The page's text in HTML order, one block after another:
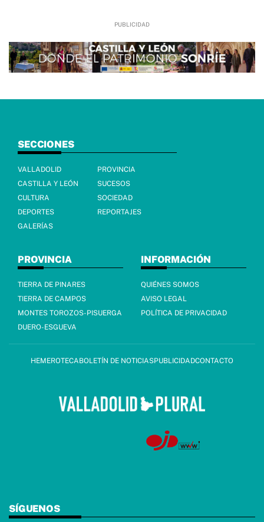
SECCIONES
VALLADOLID
PROVINCIA
CASTILLA Y LEÓN
SUCESOS
CULTURA
SOCIEDAD
DEPORTES
REPORTAJES
GALERÍAS
PROVINCIA
TIERRA DE PINARES
TIERRA DE CAMPOS
MONTES TOROZOS-PISUERGA
DUERO-ESGUEVA
INFORMACIÓN
QUIÉNES SOMOS
AVISO LEGAL
POLÍTICA DE PRIVACIDAD
HEMEROTECABOLETÍN DE NOTICIASPUBLICIDADCONTACTO
SÍGUENOS